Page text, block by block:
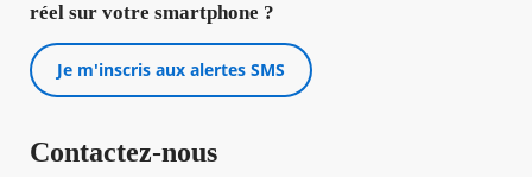
réel sur votre smartphone ?
Je m'inscris aux alertes SMS
Contactez-nous